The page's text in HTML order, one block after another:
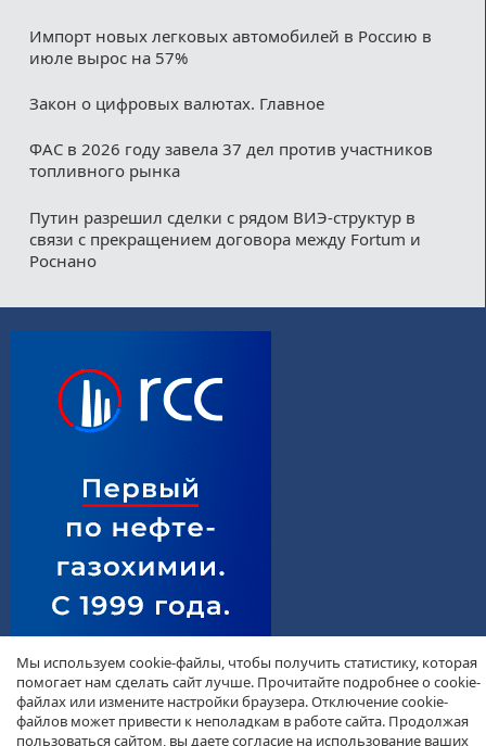
Импорт новых легковых автомобилей в Россию в
июле вырос на 57%
Закон о цифровых валютах. Главное
ФАС в 2026 году завела 37 дел против участников
топливного рынка
Путин разрешил сделки с рядом ВИЭ-структур в
связи с прекращением договора между Fortum и
Роснано
Мы используем cookie-файлы, чтобы получить статистику, которая
помогает нам сделать сайт лучше. Прочитайте подробнее о cookie-
файлах или измените настройки браузера. Отключение cookie-
файлов может привести к неполадкам в работе сайта. Продолжая
пользоваться сайтом, вы даете согласие на использование ваших